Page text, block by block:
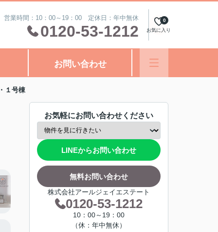
営業時間：10：00～19：00 定休日：年中無休
0120-53-1212 お気に入り
0
お問い合わせ
１号棟
お気軽にお問い合わせください
LINEからお問い合わせ
無料お問い合わせ
株式会社アールジェイエステート
0120-53-1212
10：00～19：00
（休：年中無休）